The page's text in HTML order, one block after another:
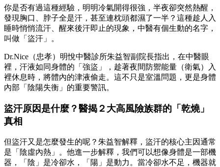
你是否有過這種經驗，明明冷氣開得很強，半夜卻突然熱醒，
發現胸口、脖子全是汗，甚至連枕頭都濕了一半？這種趁人入
睡時悄悄流汗、醒來後汗即止的現象，中醫有個生動的名字，
叫做「盜汗」。
Dr.Nice（忠孝）明悅中醫診所朱益智副院長指出，在中醫眼
裡，汗液如同身體的「強盜」，趁著夜間防禦能量（衛氣）入
裡休息時，將體內的津液偷走。這不只是室溫問題，更是身體
內部「陰陽失衡」的重要警訊。
盜汗原因是什麼？醫揭２大高風險族群的「乾燒」
真相
但盜汗又是怎麼發生的呢？朱益智解釋，盜汗的核心主因通常
是「陰虛內熱」。他進一步解釋，我們可以想像身體是一部機
器，「陰」是冷卻水，「陽」是動力。當冷卻水不足，機器就